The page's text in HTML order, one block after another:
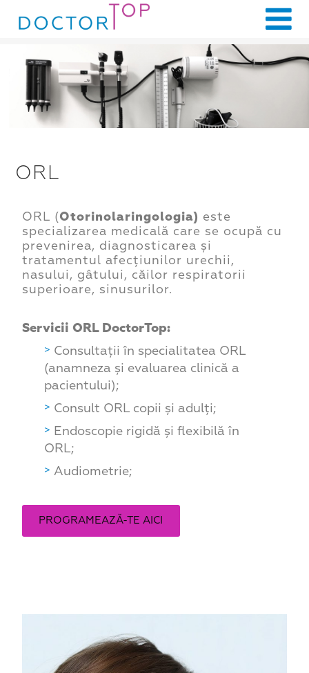
ORL
ORL (Otorinolaringologia) este
specializarea medicală care se ocupă cu
prevenirea, diagnosticarea și
tratamentul afecțiunilor urechii,
nasului, gâtului, căilor respiratorii
superioare, sinusurilor.
Servicii ORL DoctorTop:
Consultații în specialitatea ORL
(anamneza și evaluarea clinică a
pacientului);
Consult ORL copii și adulți;
Endoscopie rigidă și flexibilă în
ORL;
Audiometrie;
PROGRAMEAZĂ-TE AICI